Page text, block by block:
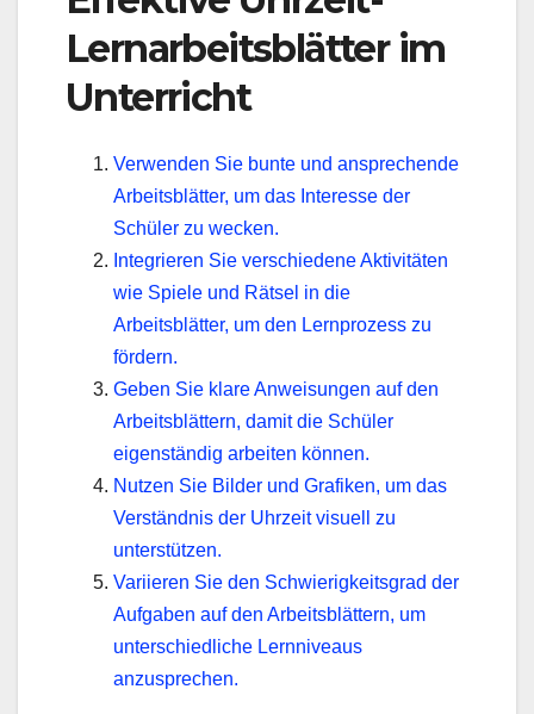
Lernarbeitsblätter im
Unterricht
Verwenden Sie bunte und ansprechende
Arbeitsblätter, um das Interesse der
Schüler zu wecken.
Integrieren Sie verschiedene Aktivitäten
wie Spiele und Rätsel in die
Arbeitsblätter, um den Lernprozess zu
fördern.
Geben Sie klare Anweisungen auf den
Arbeitsblättern, damit die Schüler
eigenständig arbeiten können.
Nutzen Sie Bilder und Grafiken, um das
Verständnis der Uhrzeit visuell zu
unterstützen.
Variieren Sie den Schwierigkeitsgrad der
Aufgaben auf den Arbeitsblättern, um
unterschiedliche Lernniveaus
anzusprechen.